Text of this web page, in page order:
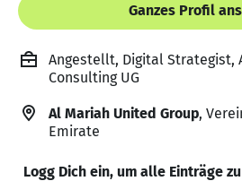
Ganzes Profil
Angestellt, Digital Strategist,
Consulting UG
Al Mariah United Group,
Emirate
Logg Dich ein, um alle Einträge